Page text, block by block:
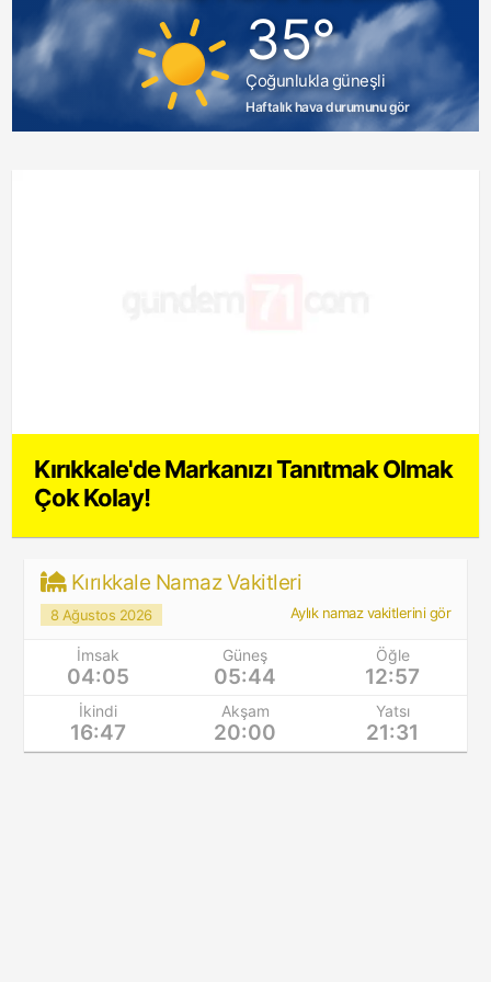
35°
Çoğunlukla güneşli
Haftalık hava durumunu gör
Kırıkkale'de Markanızı Tanıtmak Olmak
Çok Kolay!
Kırıkkale Namaz Vakitleri
8 Ağustos 2026 Aylık namaz vakitlerini gör
İmsak
04:05
Güneş
05:44
Öğle
12:57
İkindi
16:47
Akşam
20:00
Yatsı
21:31